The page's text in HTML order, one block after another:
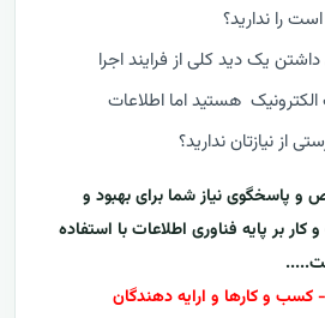
را ندارید؟
یک دید کلی از فرایند اجرا
الکترونیک هستید اما اطلاعات
از نیازتان ندارید؟
مخصوص و پاسخگوی نیاز شما برای بهبود و
بر پایه فناوری اطلاعات با استفاده
کسب و کارها و ارایه دهندگان